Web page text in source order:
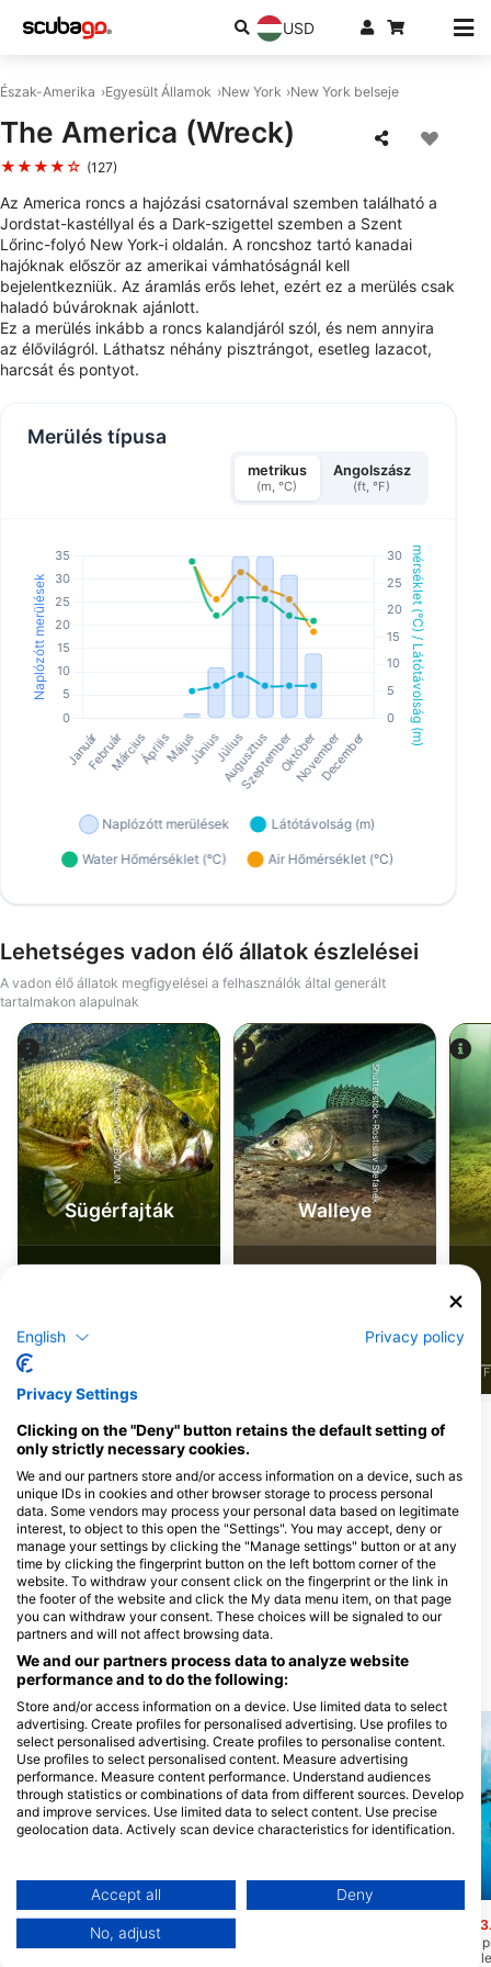
USD
Észak-Amerika Egyesült Államok New York New York belseje
The America (Wreck)
★★★★☆ (127)
Az America roncs a hajózási csatornával szemben található a
Jordstat-kastéllyal és a Dark-szigettel szemben a Szent
Lőrinc-folyó New York-i oldalán. A roncshoz tartó kanadai
hajóknak először az amerikai vámhatóságnál kell
bejelentkezniük. Az áramlás erős lehet, ezért ez a merülés csak
haladó búvároknak ajánlott.
Ez a merülés inkább a roncs kalandjáról szól, és nem annyira
az élővilágról. Láthatsz néhány pisztrángot, esetleg lazacot,
harcsát és pontyot.
Merülés típusa
metrikus
(m, °C)
Angolszász
(ft, °F)
Lehetséges vadon élő állatok észlelései
A vadon élő állatok megfigyelései a felhasználók által generált
tartalmakon alapulnak
iStock-ANDY_BOWLIN
Sügérfajták
26Megfigyelések
Shutterstock-Rostislav Stefanek
Walleye
23Megfigyelések
F
Merülőközpontok, amelyek ezt a
merülőhelyet kínálják
Scuba Venture Inc
2501 Penn Ave, 19609 Reading, PA
- EgyesÜlt Államok
Sharkys Scuba Supply, Mike
Morris
1226 Wellington St. W, K1Y 3A1
Ottawa, ON - Kanada
Közelben lévő merülőhelyek
Keuka Lake (★4.3)
A Keuka-tó egyike a New York-i Finger-
Aqualung
A Sevey's Marina egy
hajógyár, ezért kérjük,
English Privacy policy
Privacy Settings
Clicking on the "Deny" button retains the default setting of
only strictly necessary cookies.
We and our partners store and/or access information on a device, such as
unique IDs in cookies and other browser storage to process personal
data. Some vendors may process your personal data based on legitimate
interest, to object to this open the "Settings". You may accept, deny or
manage your settings by clicking the "Manage settings" button or at any
time by clicking the fingerprint button on the left bottom corner of the
website. To withdraw your consent click on the fingerprint or the link in
the footer of the website and click the My data menu item, on that page
you can withdraw your consent. These choices will be signaled to our
partners and will not affect browsing data.
We and our partners process data to analyze website
performance and to do the following:
Store and/or access information on a device. Use limited data to select
advertising. Create profiles for personalised advertising. Use profiles to
select personalised advertising. Create profiles to personalise content.
Use profiles to select personalised content. Measure advertising
performance. Measure content performance. Understand audiences
through statistics or combinations of data from different sources. Develop
and improve services. Use limited data to select content. Use precise
geolocation data. Actively scan device characteristics for identification.
Data may be shared outside of the European Union and send to the USA.
Your consent and the cookie policy applies solely to this website/app.
View Partner List (1 IAB Vendors)
Accept all Deny
No, adjust